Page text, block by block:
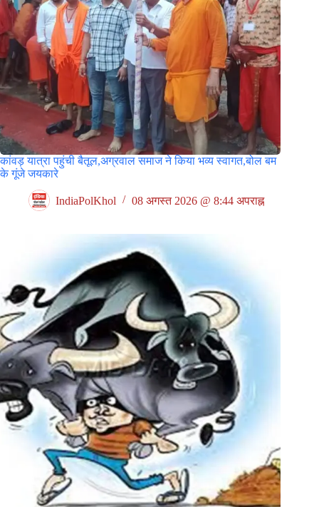
कांवड़ यात्रा पहुंची बैतूल,अग्रवाल समाज ने किया भव्य स्वागत,बोल बम
के गूंजे जयकारे
IndiaPolKhol 08 अगस्त 2026 @ 8:44 अपराह्न